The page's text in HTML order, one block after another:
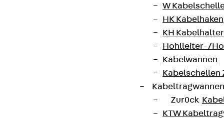
W
HK Kabelhaken
KH Kabelhalter
Hohlleiter-/
Kabelwannen
Kabelschellen
Zurück
KTW